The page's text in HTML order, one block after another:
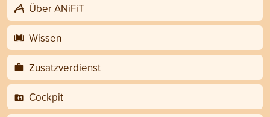
Über ANiFiT
Wissen
Zusatzverdienst
Cockpit